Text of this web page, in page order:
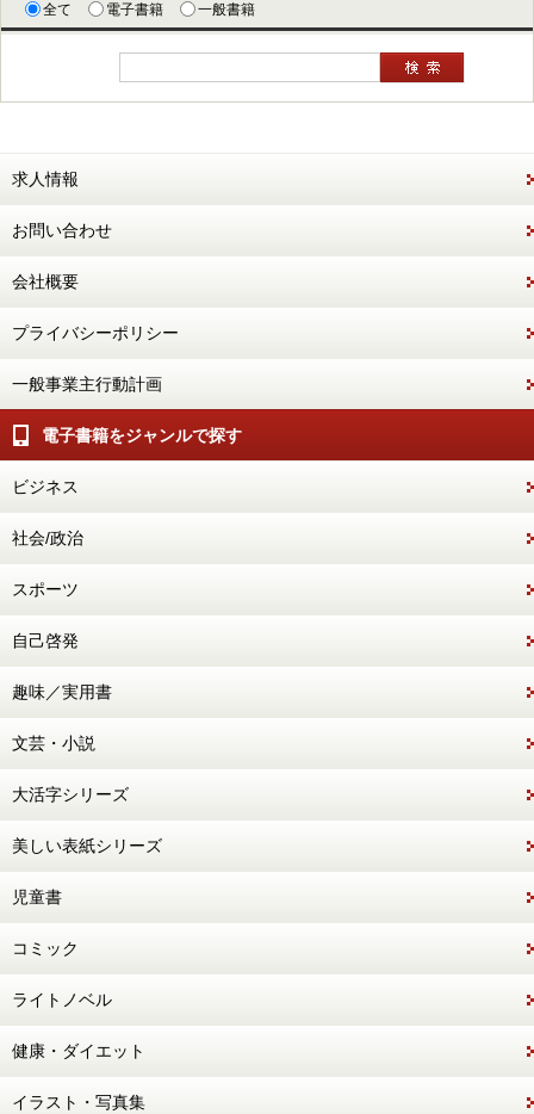
全て 電子書籍 一般書籍
求人情報
お問い合わせ
会社概要
プライバシーポリシー
一般事業主行動計画
電子書籍をジャンルで探す
ビジネス
社会/政治
スポーツ
自己啓発
趣味／実用書
文芸・小説
大活字シリーズ
美しい表紙シリーズ
児童書
コミック
ライトノベル
健康・ダイエット
イラスト・写真集